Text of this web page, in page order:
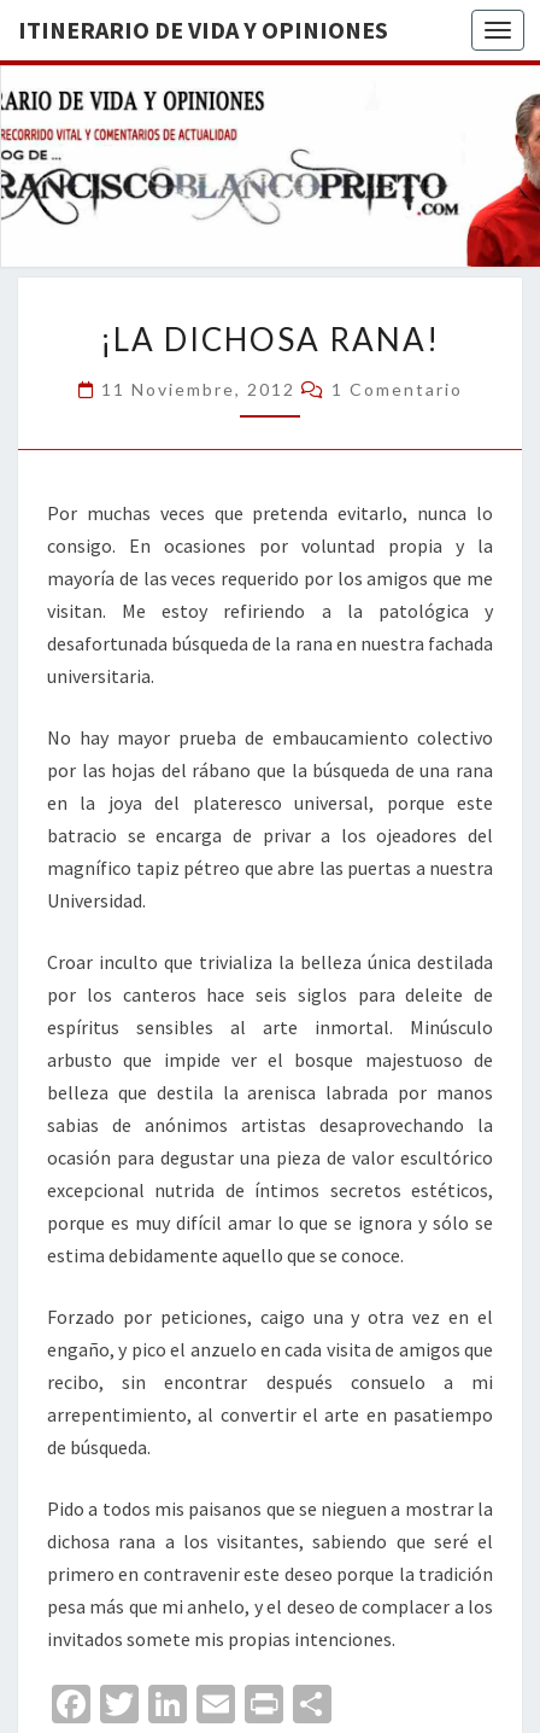
ITINERARIO DE VIDA Y OPINIONES
DE
BREVE
RECORRIDO
VITAL Y
ACTUALIDAD
DICHOSA
RANA!
¡LA DICHOSA RANA!
11 Noviembre, 2012 Comentarios
1 Comentario
Por muchas veces que pretenda evitarlo, nunca lo
consigo. En ocasiones por voluntad propia y la
mayoría de las veces requerido por los amigos que me
visitan. Me estoy refiriendo a la patológica y
desafortunada búsqueda de la rana en nuestra fachada
universitaria.
No hay mayor prueba de embaucamiento colectivo
por las hojas del rábano que la búsqueda de una rana
en la joya del plateresco universal, porque este
batracio se encarga de privar a los ojeadores del
magnífico tapiz pétreo que abre las puertas a nuestra
Universidad.
Croar inculto que trivializa la belleza única destilada
por los canteros hace seis siglos para deleite de
espíritus sensibles al arte inmortal. Minúsculo
arbusto que impide ver el bosque majestuoso de
belleza que destila la arenisca labrada por manos
sabias de anónimos artistas desaprovechando la
ocasión para degustar una pieza de valor escultórico
excepcional nutrida de íntimos secretos estéticos,
porque es muy difícil amar lo que se ignora y sólo se
estima debidamente aquello que se conoce.
Forzado por peticiones, caigo una y otra vez en el
engaño, y pico el anzuelo en cada visita de amigos que
recibo, sin encontrar después consuelo a mi
arrepentimiento, al convertir el arte en pasatiempo
de búsqueda.
Pido a todos mis paisanos que se nieguen a mostrar la
dichosa rana a los visitantes, sabiendo que seré el
primero en contravenir este deseo porque la tradición
pesa más que mi anhelo, y el deseo de complacer a los
invitados somete mis propias intenciones.
Fa T
Li
E
Pr